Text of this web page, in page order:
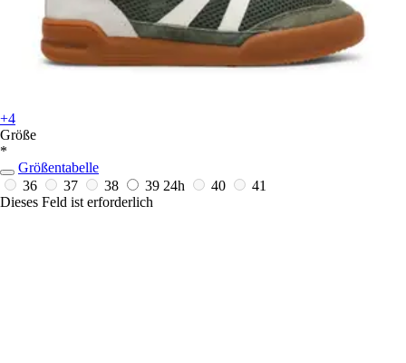
+4
Größe
*
Größentabelle
36
37 38 39 24h 40
41
Dieses Feld ist erforderlich